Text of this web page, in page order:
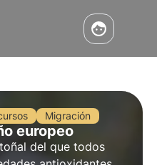
Migración
europeo
del que todos